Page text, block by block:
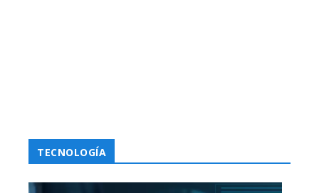
TECNOLOGÍA